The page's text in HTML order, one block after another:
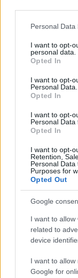
Please note that
not limited to your
grant or deny
use your data for
consent section.
Personal
I want to opt-
personal data.
Opted In
I want to opt-
Personal Data.
Opted In
I want to opt-
Personal Data
Opted In
I want to opt-
Retention,
Personal
Purposes for
Opted Out
Google
I want to
related to
device
I want to
Google for
Újra
még a